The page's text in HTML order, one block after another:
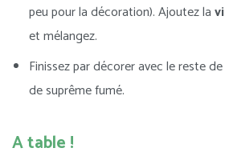
peu pour la décoration). Ajoutez la
et mélangez.
Finissez par décorer avec le reste de
de suprême fumé.
A table !